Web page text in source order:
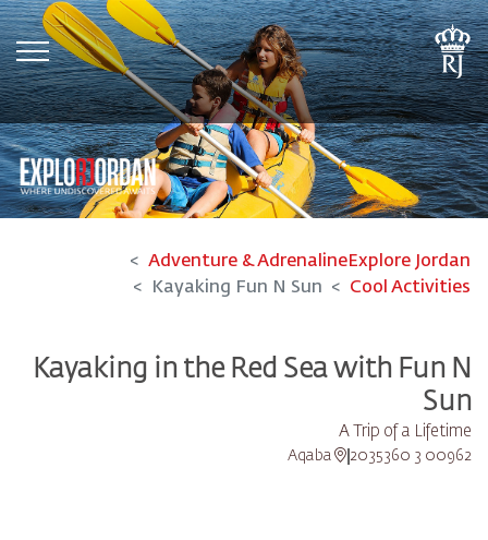
Explore Jordan
Adventure & Adrenaline
Cool Activities
Kayaking Fun N Sun
Kayaking in the Red Sea with Fun N
Sun
A Trip of a Lifetime
00962 3 2035360
Aqaba